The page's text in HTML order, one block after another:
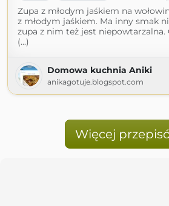
Zupa z młodym jaśkiem na
z młodym jaśkiem. Ma inny smak
zupa z nim też jest niepowtarzalna.
(...)
Domowa kuchnia Aniki
anikagotuje.blogspot.com
Więcej